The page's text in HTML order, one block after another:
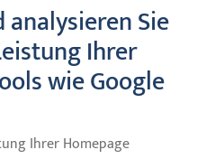
Sie
Ihrer
wie Google
Ihrer Homepage